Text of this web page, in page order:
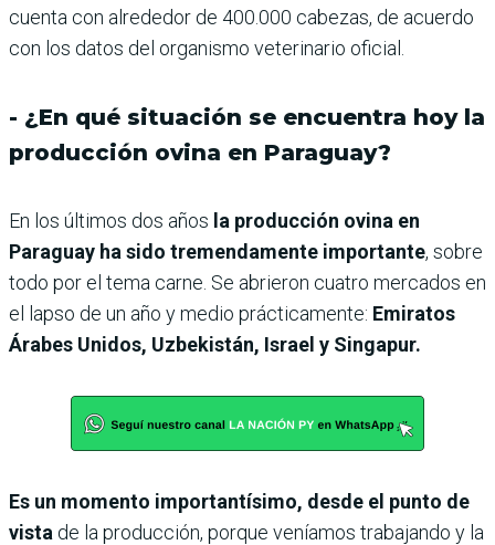
cuenta con alrededor de 400.000 cabezas, de acuerdo
con los datos del organismo veterinario oficial.
- ¿En qué situación se encuentra hoy la
producción ovina en Paraguay?
En los últimos dos años la producción ovina en
Paraguay ha sido tremendamente importante, sobre
todo por el tema carne. Se abrieron cuatro mercados en
el lapso de un año y medio prácticamente: Emiratos
Árabes Unidos, Uzbekistán, Israel y Singapur.
Es un momento importantísimo, desde el punto de
vista de la producción, porque veníamos trabajando y la